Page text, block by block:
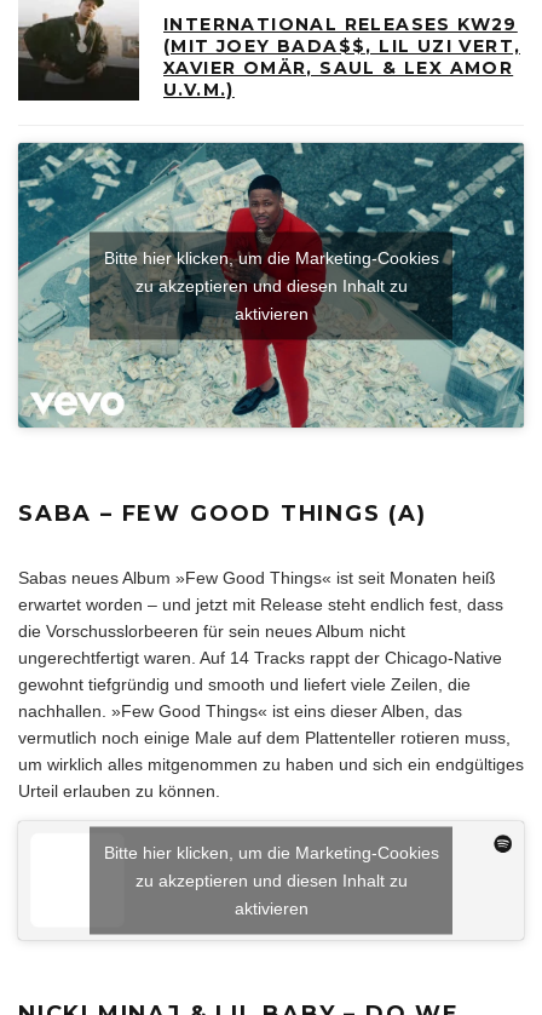
INTERNATIONAL RELEASES KW29
(MIT JOEY BADA$$, LIL UZI VERT,
XAVIER OMÄR, SAUL & LEX AMOR
U.V.M.)
Bitte hier klicken, um die Marketing-Cookies
zu akzeptieren und diesen Inhalt zu
aktivieren
SABA – FEW GOOD THINGS (A)
Sabas neues Album »Few Good Things« ist seit Monaten heiß
erwartet worden – und jetzt mit Release steht endlich fest, dass
die Vorschusslorbeeren für sein neues Album nicht
ungerechtfertigt waren. Auf 14 Tracks rappt der Chicago-Native
gewohnt tiefgründig und smooth und liefert viele Zeilen, die
nachhallen. »Few Good Things« ist eins dieser Alben, das
vermutlich noch einige Male auf dem Plattenteller rotieren muss,
um wirklich alles mitgenommen zu haben und sich ein endgültiges
Urteil erlauben zu können.
Bitte hier klicken, um die Marketing-Cookies
zu akzeptieren und diesen Inhalt zu
aktivieren